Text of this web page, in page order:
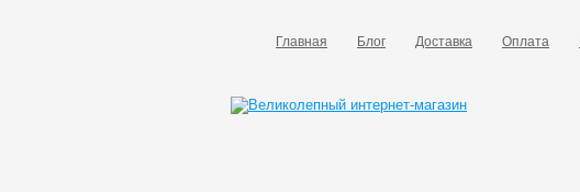
Главная Блог Доставка Оплата